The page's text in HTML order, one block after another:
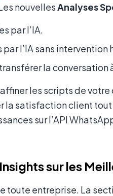
nouvellesAnalyses
par l’IA.
l’IA sans intervention
la conversation
les scripts de
la satisfaction client
sur l’API
sur les
entreprise. La